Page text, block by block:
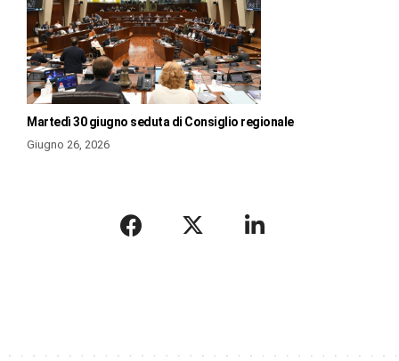
Martedì 30 giugno seduta di Consiglio regionale
Giugno 26, 2026